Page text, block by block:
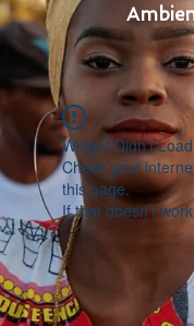
Widget Didn’t Load
Check your
this page.
If that doesn’t